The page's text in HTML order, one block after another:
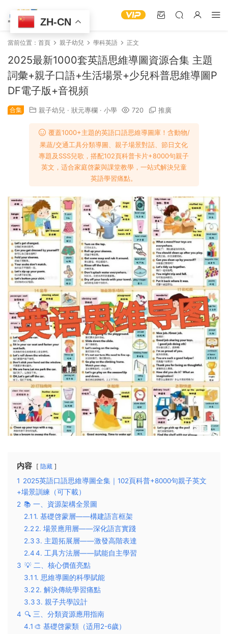
當前位置： 首頁 親子幼兒 學科英語 正文
2025最新1000套英語思維導圖資源合集 主題
詞彙+親子口語+生活場景+少兒科普思維導圖P
DF電子版+音視頻
合集 親子幼兒 · 狀元專欄 · 小學 720 推廣
覆蓋1000+主題的英語口語思維導圖庫！含動物/
果蔬/交通工具分類導圖、親子場景對話、節日文化
專題及SSS兒歌，搭配102頁科普卡片+8000句親子
英文，适合家庭啓蒙與課堂教學，一站式解決兒童
英語學習痛點。
内容 隐藏
1 2025英語口語思維導圖全集｜102頁科普+8000句親子英文
+場景訓練（可下載）
2 📚 一、資源架構全景圖
2.1​1. 基礎啓蒙層——構建語言框架​
2.2​2. 場景應用層——深化語言實踐​
2.3 ​3. 主題拓展層——激發高階表達​
2.4​4. 工具方法層——賦能自主學習​
3 💡 二、核心價值亮點
3.1​1. 思維導圖的科學賦能​
3.2​2. 解決傳統學習痛點​
3.3 ​3. 親子共學設計​
4 🔍 三、分類資源應用指南
4.1 ​🎨 基礎啓蒙類（适用2-6歲）​​
ZH-CN